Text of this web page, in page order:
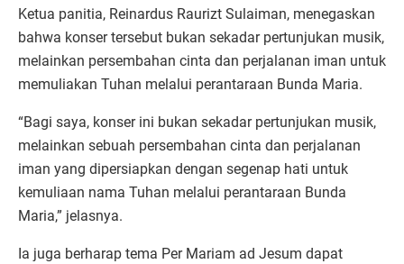
Ketua panitia, Reinardus Raurizt Sulaiman, menegaskan
bahwa konser tersebut bukan sekadar pertunjukan musik,
melainkan persembahan cinta dan perjalanan iman untuk
memuliakan Tuhan melalui perantaraan Bunda Maria.
“Bagi saya, konser ini bukan sekadar pertunjukan musik,
melainkan sebuah persembahan cinta dan perjalanan
iman yang dipersiapkan dengan segenap hati untuk
kemuliaan nama Tuhan melalui perantaraan Bunda
Maria,” jelasnya.
Ia juga berharap tema Per Mariam ad Jesum dapat